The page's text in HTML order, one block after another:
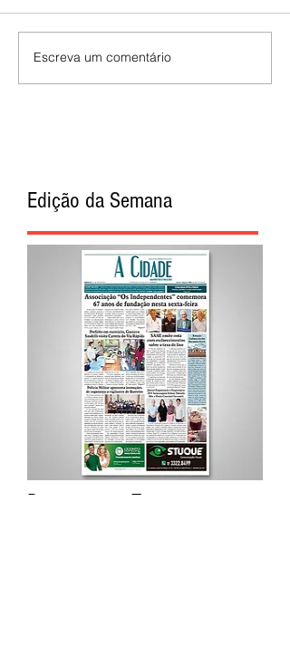
Escreva um comentário
Edição da Semana
Procurar por Tags